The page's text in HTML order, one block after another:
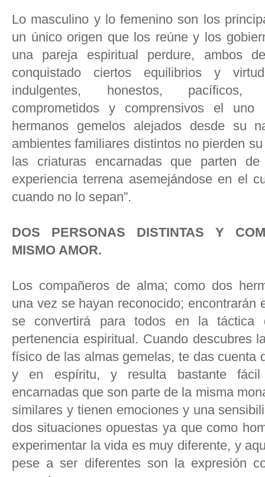
Lo masculino y lo femenino son los
un único origen que los reúne y los
una pareja espiritual perdure, ambos
conquistado ciertos equilibrios y
indulgentes, honestos, pacíficos,
comprometidos y comprensivos el
hermanos gemelos alejados desde su
ambientes familiares distintos no pierden
las criaturas encarnadas que parten
experiencia terrena asemejándose en el
cuando no lo sepan”.
DOS PERSONAS DISTINTAS Y
MISMO AMOR.
Los compañeros de alma; como dos
una vez se hayan reconocido; encontrarán
se convertirá para todos en la táctica
pertenencia espiritual. Cuando descubres
físico de las almas gemelas, te das cuenta
y en espíritu, y resulta bastante fácil
encarnadas que son parte de la misma
similares y tienen emociones y una
dos situaciones opuestas ya que como
experimentar la vida es muy diferente, y
pese a ser diferentes son la expresión